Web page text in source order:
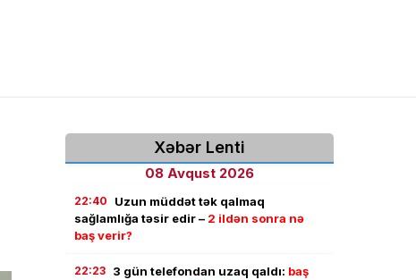
Xəbər Lenti
08 Avqust 2026
22:40
Uzun müddət tək qalmaq
sağlamlığa təsir edir – 2 ildən sonra nə
baş verir?
22:23 3 gün telefondan uzaq qaldı: baş